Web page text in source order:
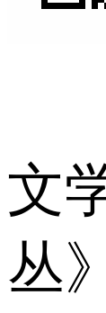
文
丛